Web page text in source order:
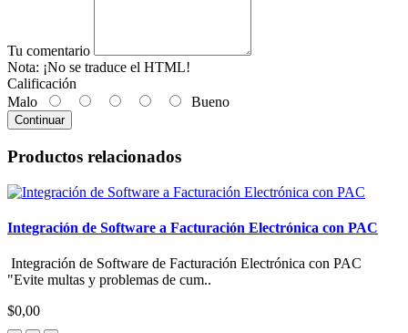
Tu comentario
Nota: ¡No se traduce el HTML!
Calificación
Malo
Bueno
Continuar
Productos relacionados
Integración de Software a Facturación Electrónica con PAC
Integración de Software de Facturación Electrónica con PAC
"Evite multas y problemas de cum..
$0,00